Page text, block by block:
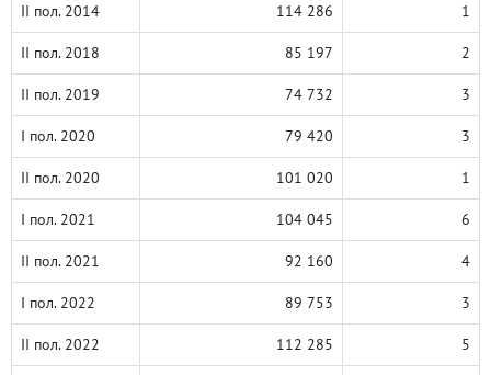
II пол. 2014 114 286 1
II пол. 2018 85 197 2
II пол. 2019 74 732 3
I пол. 2020 79 420 3
II пол. 2020 101 020 1
I пол. 2021 104 045 6
II пол. 2021 92 160 4
I пол. 2022 89 753 3
II пол. 2022 112 285 5